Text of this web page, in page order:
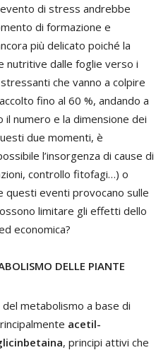
di stress andrebbe
di formazione e
più delicato poiché la
nutritive dalle foglie verso i
che vanno a colpire
fino al 60 %, andando a
il numero e la dimensione dei
due momenti, è
l’insorgenza di cause di
controllo fitofagi…) o
eventi provocano sulle
limitare gli effetti dello
economica?
DELLE PIANTE
metabolismo a base di
acetil-
, principi attivi che